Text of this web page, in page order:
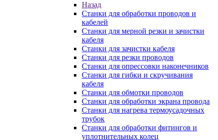
Назад
Станки для обработки проводов и
кабелей
Станки для мерной резки и зачистки
кабеля
Станки для зачистки кабеля
Станки для резки проводов
Станки для опрессовки наконечников
Станки для гибки и скручивания
кабеля
Станки для обмотки проводов
Станки для обработки экрана провода
Станки для нагрева термоусадочных
трубок
Станки для обработки фитингов и
уплотнительных колец